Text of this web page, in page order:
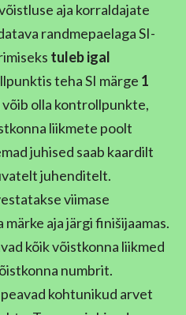
aja korraldajate
randmepaelaga SI-
tuleb igal
teha SI märge 1
olla kontrollpunkte,
liikmete poolt
juhised saab kaardilt
juhenditelt.
viimase
aja järgi finišijaamas.
kõik võistkonna liikmed
numbrit.
kohtunikud arvet